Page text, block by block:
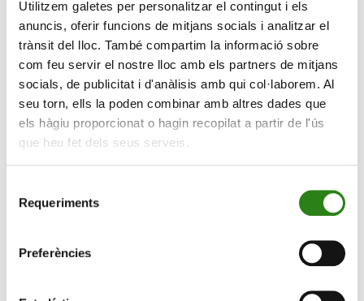
Utilitzem galetes per personalitzar el contingut i els
anuncis, oferir funcions de mitjans socials i analitzar el
trànsit del lloc. També compartim la informació sobre
com feu servir el nostre lloc amb els partners de mitjans
socials, de publicitat i d'anàlisis amb qui col·laborem. Al
seu torn, ells la poden combinar amb altres dades que
els hàgiu proporcionat o hagin recopilat a partir de l'ús
que heu fet dels seus serveis.
Requeriments
Preferències
Sabem que és un any amb moltes eleccions: al Regne
Unit governarà el Partit Laborista amb majoria
enquestes d’opinió prediuen el resultat. Al mes de
implicarà més dèficit i deute. A Alemanya, tindran lloc